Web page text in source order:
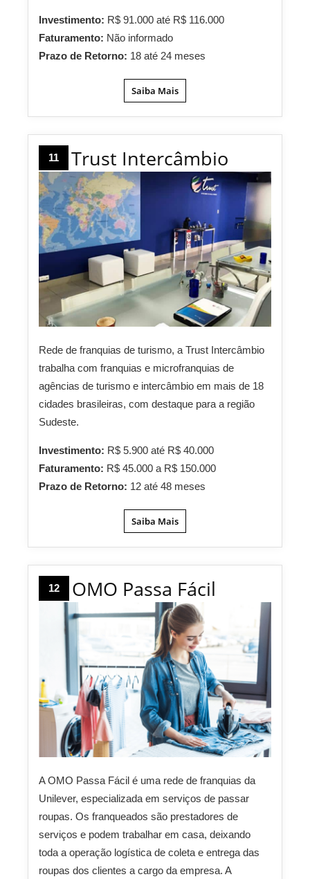
Investimento: R$ 91.000 até R$ 116.000
Faturamento: Não informado
Prazo de Retorno: 18 até 24 meses
Saiba Mais
11 Trust Intercâmbio
Rede de franquias de turismo, a Trust Intercâmbio
trabalha com franquias e microfranquias de
agências de turismo e intercâmbio em mais de 18
cidades brasileiras, com destaque para a região
Sudeste.
Investimento: R$ 5.900 até R$ 40.000
Faturamento: R$ 45.000 a R$ 150.000
Prazo de Retorno: 12 até 48 meses
Saiba Mais
12 OMO Passa Fácil
A OMO Passa Fácil é uma rede de franquias da
Unilever, especializada em serviços de passar
roupas. Os franqueados são prestadores de
serviços e podem trabalhar em casa, deixando
toda a operação logística de coleta e entrega das
roupas dos clientes a cargo da empresa. A